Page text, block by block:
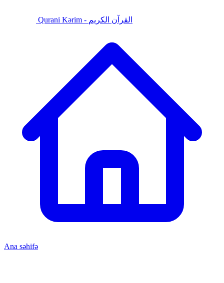
Qurani Kərim - القرآن الكريم
Ana səhifə